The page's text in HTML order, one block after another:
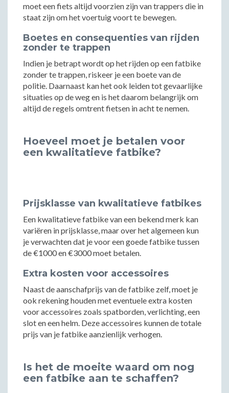
moet een fiets altijd voorzien zijn van trappers die in
staat zijn om het voertuig voort te bewegen.
Boetes en consequenties van rijden
zonder te trappen
Indien je betrapt wordt op het rijden op een fatbike
zonder te trappen, riskeer je een boete van de
politie. Daarnaast kan het ook leiden tot gevaarlijke
situaties op de weg en is het daarom belangrijk om
altijd de regels omtrent fietsen in acht te nemen.
Hoeveel moet je betalen voor
een kwalitatieve fatbike?
Prijsklasse van kwalitatieve fatbikes
Een kwalitatieve fatbike van een bekend merk kan
variëren in prijsklasse, maar over het algemeen kun
je verwachten dat je voor een goede fatbike tussen
de €1000 en €3000 moet betalen.
Extra kosten voor accessoires
Naast de aanschafprijs van de fatbike zelf, moet je
ook rekening houden met eventuele extra kosten
voor accessoires zoals spatborden, verlichting, een
slot en een helm. Deze accessoires kunnen de totale
prijs van je fatbike aanzienlijk verhogen.
Is het de moeite waard om nog
een fatbike aan te schaffen?